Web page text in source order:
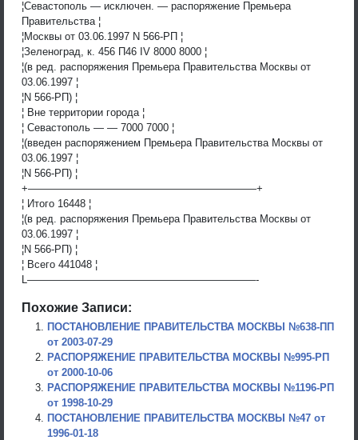
¦Севастополь — исключен. — распоряжение Премьера
Правительства ¦
¦Москвы от 03.06.1997 N 566-РП ¦
¦Зеленоград, к. 456 П46 IV 8000 8000 ¦
¦(в ред. распоряжения Премьера Правительства Москвы от
03.06.1997 ¦
¦N 566-РП) ¦
¦ Вне территории города ¦
¦ Севастополь — — 7000 7000 ¦
¦(введен распоряжением Премьера Правительства Москвы от
03.06.1997 ¦
¦N 566-РП) ¦
+——————————————————————+
¦ Итого 16448 ¦
¦(в ред. распоряжения Премьера Правительства Москвы от
03.06.1997 ¦
¦N 566-РП) ¦
¦ Всего 441048 ¦
L——————————————————————-
Похожие Записи:
ПОСТАНОВЛЕНИЕ ПРАВИТЕЛЬСТВА МОСКВЫ №638-ПП
от 2003-07-29
РАСПОРЯЖЕНИЕ ПРАВИТЕЛЬСТВА МОСКВЫ №995-РП
от 2000-10-06
РАСПОРЯЖЕНИЕ ПРАВИТЕЛЬСТВА МОСКВЫ №1196-РП
от 1998-10-29
ПОСТАНОВЛЕНИЕ ПРАВИТЕЛЬСТВА МОСКВЫ №47 от
1996-01-18